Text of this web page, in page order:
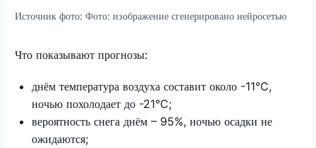
Источник фото: Фото: изображение сгенерировано нейросетью
Что показывают прогнозы:
днём температура воздуха составит около -11°C,
ночью похолодает до -21°C;
вероятность снега днём – 95%, ночью осадки не
ожидаются;